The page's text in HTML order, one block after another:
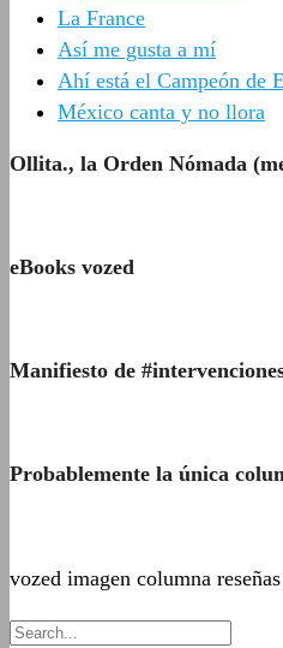
La France
Así me gusta a mí
Ahí está el Campeón de
México canta y no llora
Ollita., la Orden Nómada
eBooks vozed
Manifiesto de
Probablemente la única
vozed imagen columna reseñas